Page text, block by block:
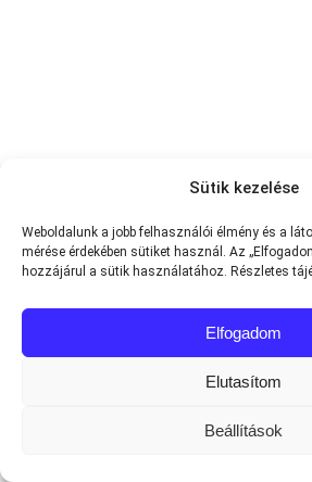
Sütik kezelése
Weboldalunk a jobb felhasználói élmény és a
mérése érdekében sütiket használ. Az
hozzájárul a sütik használatához. Részletes
Elfogadom
Elutasítom
Beállítások